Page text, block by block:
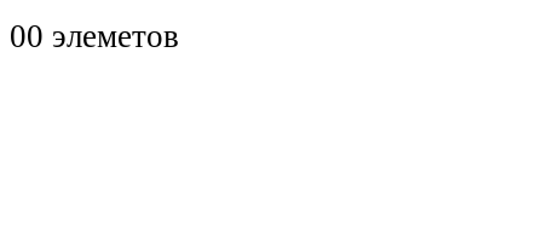
00 элеметов